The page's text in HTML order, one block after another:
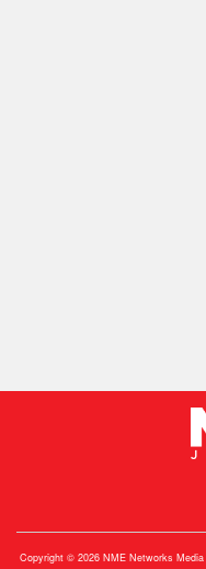
Copyright © 2026 NME Networks